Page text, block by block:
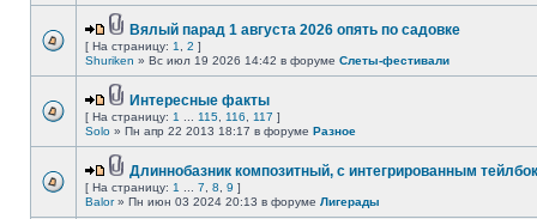
Вялый парад 1 августа 2026 опять по садовке
[ На страницу: 1 2 ]
Shuriken » Вс июл 19 2026 14:42 в форуме Слеты-фестивали
Интересные факты
[ На страницу: 1 115 116 117 ]
Solo » Пн апр 22 2013 18:17 в форуме Разное
Длиннобазник композитный, с интегрированным
[ На страницу: 1 7 8 9 ]
Balor» Пн июн 03 2024 20:13 в форуме Лигерады